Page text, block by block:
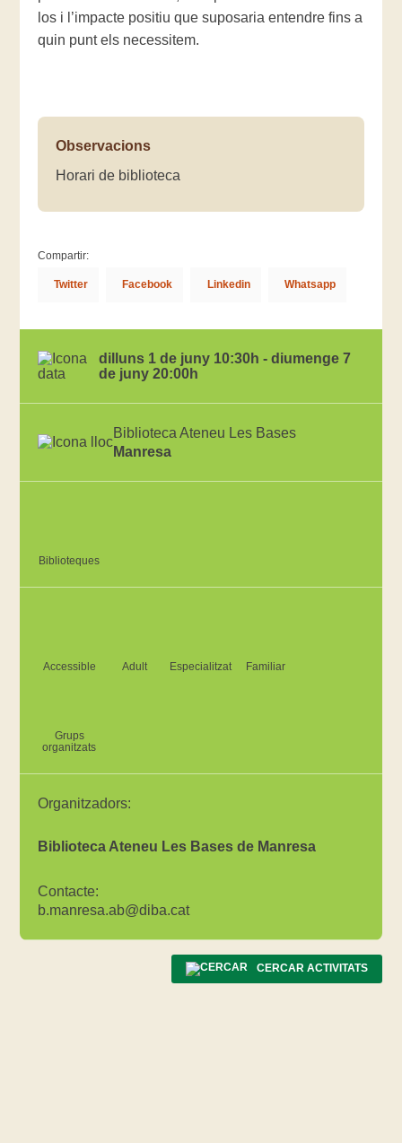
los i l’impacte positiu que suposaria entendre fins a
quin punt els necessitem.
Observacions
Horari de biblioteca
Compartir:
Twitter Facebook Linkedin Whatsapp
dilluns 1 de juny 10:30h - diumenge 7
de juny 20:00h
Biblioteca Ateneu Les Bases
Manresa
Biblioteques
Accessible Adult Especialitzat Familiar
Grups
organitzats
Organitzadors:
Biblioteca Ateneu Les Bases de Manresa
Contacte:
b.manresa.ab@diba.cat
CERCAR ACTIVITATS